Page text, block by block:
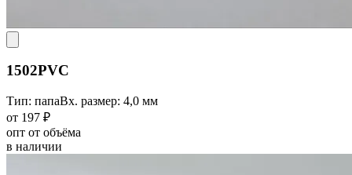
1502PVC
Тип: папаВх. размер: 4,0 мм
от 197 ₽
опт от объёма
в наличии